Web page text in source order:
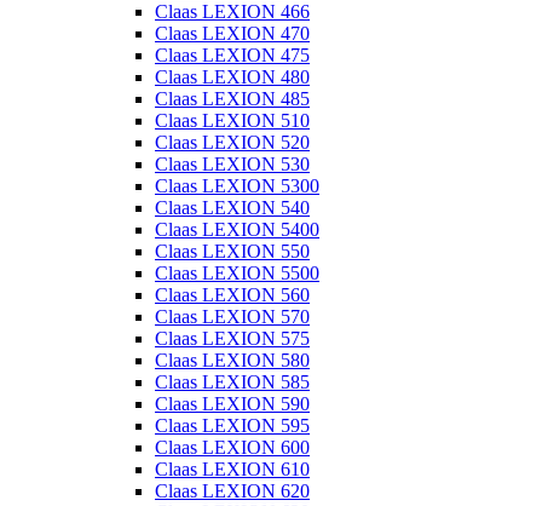
Claas LEXION 466
Claas LEXION 470
Claas LEXION 475
Claas LEXION 480
Claas LEXION 485
Claas LEXION 510
Claas LEXION 520
Claas LEXION 530
Claas LEXION 5300
Claas LEXION 540
Claas LEXION 5400
Claas LEXION 550
Claas LEXION 5500
Claas LEXION 560
Claas LEXION 570
Claas LEXION 575
Claas LEXION 580
Claas LEXION 585
Claas LEXION 590
Claas LEXION 595
Claas LEXION 600
Claas LEXION 610
Claas LEXION 620